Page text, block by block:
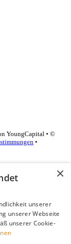
YoungCapital • ©
•
×
unserer
unserer Webseite
unserer Cookie-